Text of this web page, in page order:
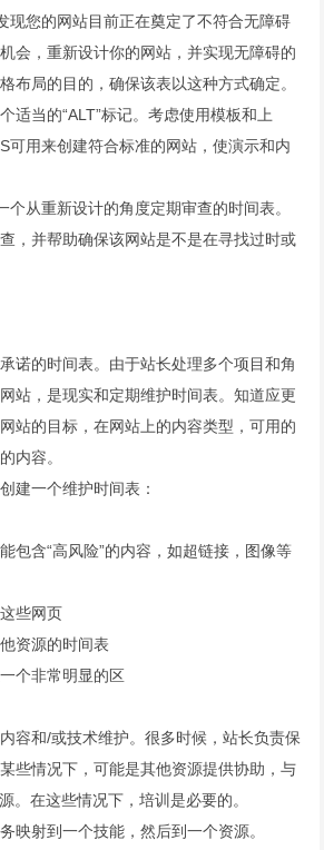
现您的网站目前正在奠定了不符合无障碍
会，重新设计你的网站，并实现无障碍的
布局的目的，确保该表以这种方式确定。
适当的“ALT”标记。考虑使用模板和上
可用来创建符合标准的网站，使演示和内
个从重新设计的角度定期审查的时间表。
，并帮助确保该网站是不是在寻找过时或
诺的时间表。由于站长处理多个项目和角
站，是现实和定期维护时间表。知道应更
站的目标，在网站上的内容类型，可用的
内容。
建一个维护时间表：
包含“高风险”的内容，如超链接，图像等
些网页
资源的时间表
个非常明显的区
容和/或技术维护。很多时候，站长负责保
些情况下，可能是其他资源提供协助，与
。在这些情况下，培训是必要的。
映射到一个技能，然后到一个资源。